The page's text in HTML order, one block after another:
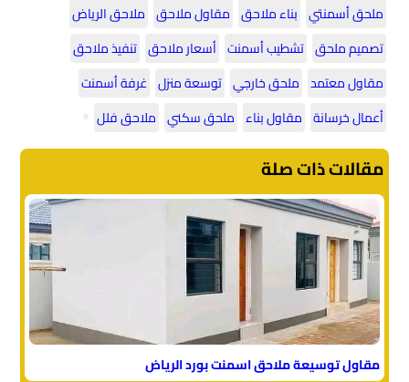
ملحق أسمنتي بناء ملاحق مقاول ملاحق ملاحق الرياض
تصميم ملحق تشطيب أسمنت أسعار ملاحق تنفيذ ملاحق
مقاول معتمد ملحق خارجي توسعة منزل غرفة أسمنت
أعمال خرسانة مقاول بناء ملحق سكني ملاحق فلل
مقالات ذات صلة
مقاول توسيعة ملاحق اسمنت بورد الرياض